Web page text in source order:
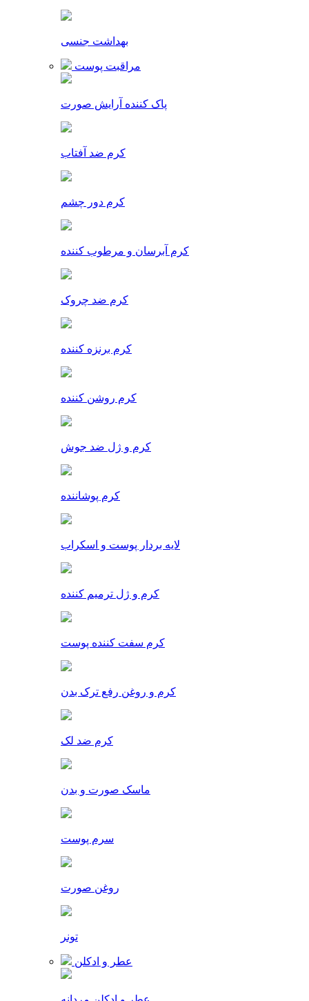
بهداشت جنسی
مراقبت پوست
پاک کننده آرایش صورت
کرم ضد آفتاب
کرم دور چشم
کرم آبرسان و مرطوب کننده
کرم ضد چروک
کرم برنزه کننده
کرم روشن کننده
کرم و ژل ضد جوش
کرم پوشاننده
لایه بردار پوست و اسکراب
کرم و ژل ترمیم کننده
کرم سفت کننده پوست
کرم و روغن رفع ترک بدن
کرم ضد لک
ماسک صورت و بدن
سرم پوست
روغن صورت
تونر
عطر و ادکلن